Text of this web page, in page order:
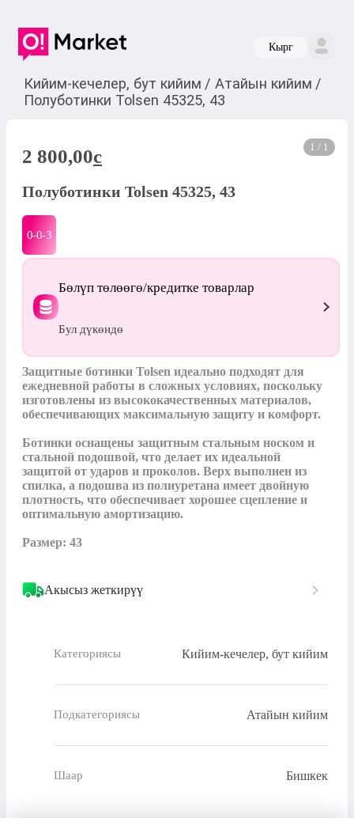
Кырг
Кийим-кечелер, бут кийим / Атайын кийим /
Полуботинки Tolsen 45325, 43
1 / 1
2 800,00c
Полуботинки Tolsen 45325, 43
0-0-3
Бөлүп төлөөгө/кредитке товарлар
Бул дүкөндө
Защитные ботинки Tolsen идеально подходят для
ежедневной работы в сложных условиях, поскольку
изготовлены из высококачественных материалов,
обеспечивающих максимальную защиту и комфорт.
Ботинки оснащены защитным стальным носком и
стальной подошвой, что делает их идеальной
защитой от ударов и проколов. Верх выполнен из
спилка, а подошва из полиуретана имеет двойную
плотность, что обеспечивает хорошее сцепление и
оптимальную амортизацию.
Размер: 43
Акысыз жеткирүү
Категориясы Кийим-кечелер, бут кийим
Подкатегориясы Атайын кийим
Шаар Бишкек